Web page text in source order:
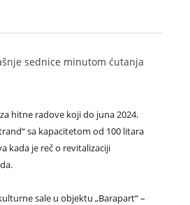
sednice minutom ćutanja
hitne radove koji do juna 2024.
sa kapacitetom od 100 litara
kada je reč o revitalizaciji
sale u objektu „Barapart“ –